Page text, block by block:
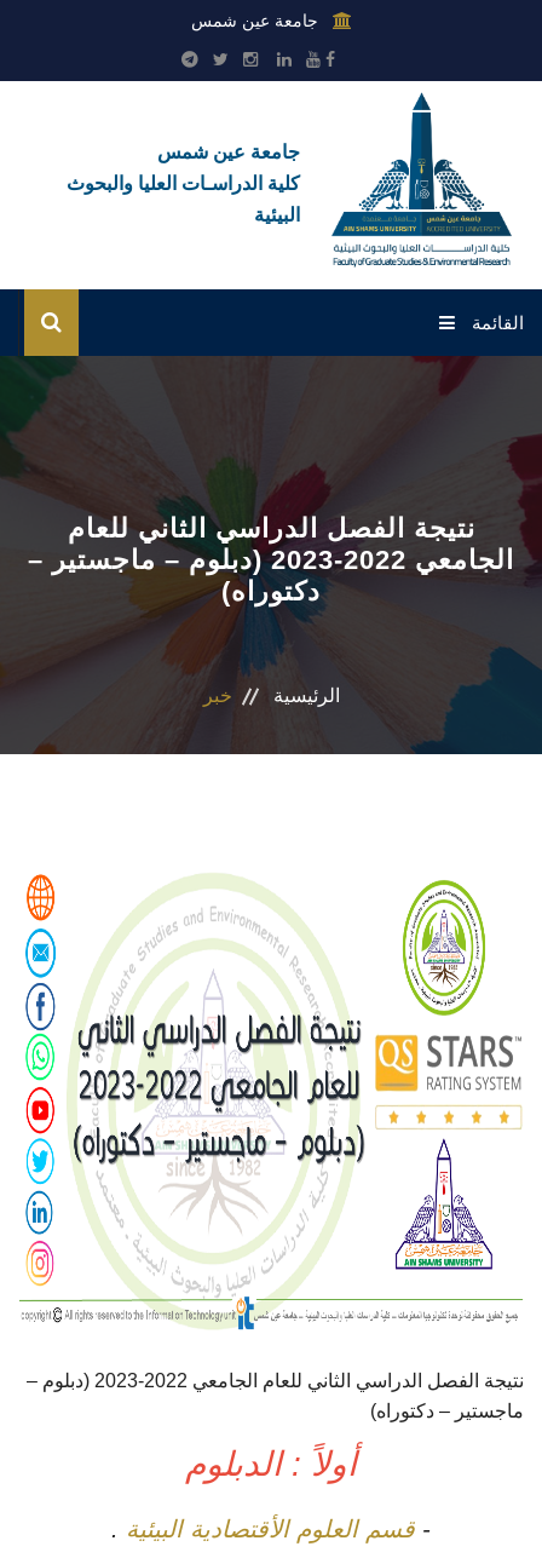
جامعة عين شمس
جامعة عين شمس
كلية الدراسـات العليا والبحوث
البيئية
القائمة
الرئيسية
بوابة الطلاب
التسجيل الإلكتروني للطلاب
الجداول والنتائج
أنشطة الكلية
المنصة الألكترونية
أهم الأخبار
مشروع شمس BE GREEN
سفراء المناخ
مفاهيم هامة
تواصل معنا
نتيجة الفصل الدراسي الثاني للعام
الجامعي 2022-2023 (دبلوم – ماجستير –
دكتوراه)
الرئيسية خبر
نتيجة الفصل الدراسي الثاني للعام الجامعي 2022-2023 (دبلوم –
ماجستير – دكتوراه)
أولاً : الدبلوم
- قسم العلوم الأقتصادية البيئية .